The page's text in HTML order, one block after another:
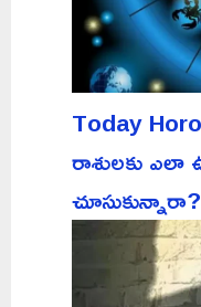
Today
రాశులకు ఎలా
చూసుకున్నారా?